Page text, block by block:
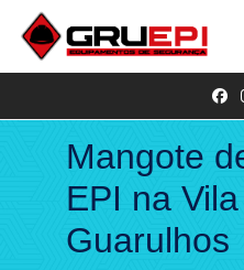
Mangote
EPI na
Guarulhos